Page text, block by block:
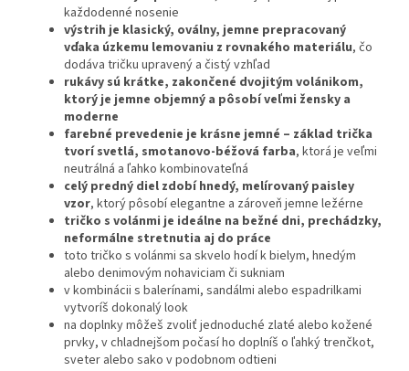
každodenné nosenie
výstrih je klasický, oválny, jemne prepracovaný
vďaka úzkemu lemovaniu z rovnakého materiálu, čo
dodáva tričku upravený a čistý vzhľad
rukávy sú krátke, zakončené dvojitým volánikom,
ktorý je jemne objemný a pôsobí veľmi žensky a
moderne
farebné prevedenie je krásne jemné – základ trička
tvorí svetlá, smotanovo-béžová farba, ktorá je veľmi
neutrálná a ľahko kombinovateľná
celý predný diel zdobí hnedý, melírovaný paisley
vzor, ktorý pôsobí elegantne a zároveň jemne ležérne
tričko s volánmi je ideálne na bežné dni, prechádzky,
neformálne stretnutia aj do práce
toto tričko s volánmi sa skvelo hodí k bielym, hnedým
alebo denimovým nohaviciam či sukniam
v kombinácii s balerínami, sandálmi alebo espadrilkami
vytvoríš dokonalý look
na doplnky môžeš zvoliť jednoduché zlaté alebo kožené
prvky, v chladnejšom počasí ho doplníš o ľahký trenčkot,
sveter alebo sako v podobnom odtieni